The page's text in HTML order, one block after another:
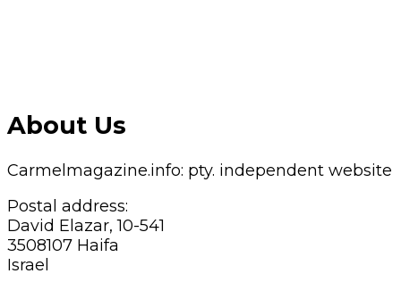
About Us
Carmelmagazine.info: pty. independent website
Postal address:
David Elazar, 10-541
3508107 Haifa
Israel